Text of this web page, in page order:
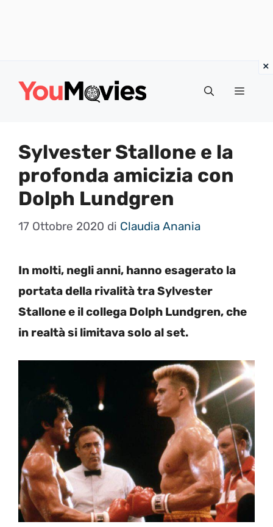
Menu
Sylvester Stallone e la
profonda amicizia con
Dolph Lundgren
17 Ottobre 2020 di Claudia Anania
In molti, negli anni, hanno esagerato la
portata della rivalità tra Sylvester
Stallone e il collega Dolph Lundgren, che
in realtà si limitava solo al set.